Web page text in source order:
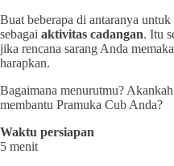
Buat beberapa di antaranya
sebagai aktivitas cadangan. Itu
jika rencana sarang Anda
harapkan.
Bagaimana menurutmu?
membantu Pramuka Cub Anda?
Waktu persiapan
5 menit